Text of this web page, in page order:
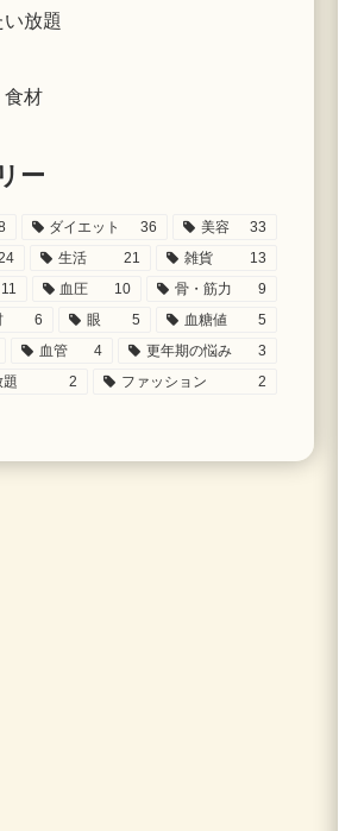
放題
食材
ー
ダイエット 36 美容
33
生活 21 雑貨
13
11 血圧 10 骨・筋力
9
6 眼 5 血糖値
5
血管 4 更年期の悩み
3
題
2 ファッション 2